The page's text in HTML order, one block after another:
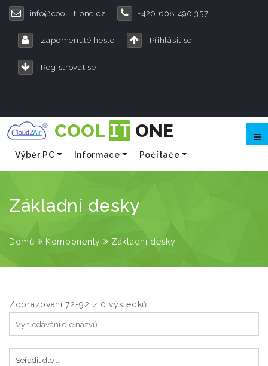
info@cool-it-one.cz +420 608 490 357
Zapomenuté heslo Přihlásit se
Registrovat se
COOL IT ONE
Výběr PC Informace Počítače
Telefony, tab
Základní desky
Domů Komponenty Základní desky
Zobrazování 72-92 z 0 výsledků